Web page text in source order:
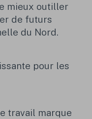
mieux outiller
de futurs
du Nord.
pour les
travail marque